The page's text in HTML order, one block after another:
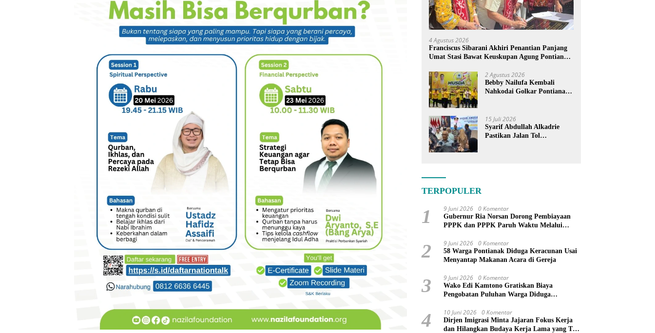
4 Agustus 2026
Franciscus Sibarani Akhiri Penantian Panjang
Umat Stasi Bawat Keuskupan Agung Pontianak,
2 Agustus 2026
Bebby Nailufa Kembali
Nahkodai Golkar Pontianak,
15 Juli 2026
Syarif Abdullah Alkadrie
Pastikan Jalan Tol
TERPOPULER
1 9 Juni 2026 0 Komentar
Gubernur Ria Norsan Dorong Pembiayaan
PPPK dan PPPK Paruh Waktu Melalui
2 9 Juni 2026 0 Komentar
58 Warga Pontianak Diduga Keracunan Usai
Menyantap Makanan Acara di Gereja
3 9 Juni 2026 0 Komentar
Wako Edi Kamtono Gratiskan Biaya
Pengobatan Puluhan Warga Diduga
4 10 Juni 2026 0 Komentar
Dirjen Imigrasi Minta Jajaran Fokus Kerja
dan Hilangkan Budaya Kerja Lama yang Tak